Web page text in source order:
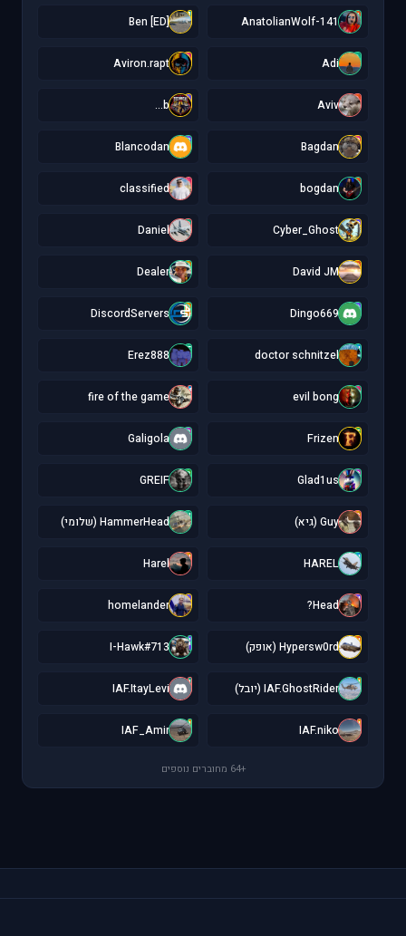
1
141-AnatolianWolf
[
[ED] Ben
A
Adi
A
Aviron.rapt
A
Aviv
b
b...
B
Bagdan
B
Blancodan
b
bogdan
c
classified
C
Cyber_Ghost
D
Daniel
D
David JM
D
Dealer
D
Dingo669
D
DiscordServers
d
doctor schnitzel
E
Erez888
e
evil bong
f
fire of the game
F
Frizen
G
Galigola
G
Glad1us
G
GREIF
G Guy (גיא) H HammerHead (שלומי)
H
HAREL
H
Harel
H
Head?
h
homelander
H Hypersw0rd (אופק) I
I-Hawk#713
I IAF.GhostRider (יובל) I
IAF.ItayLevi
I
IAF.niko
I
IAF_Amir
+64 מחוברים נוספים